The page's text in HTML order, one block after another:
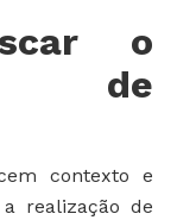
o
de
contexto e
realização de